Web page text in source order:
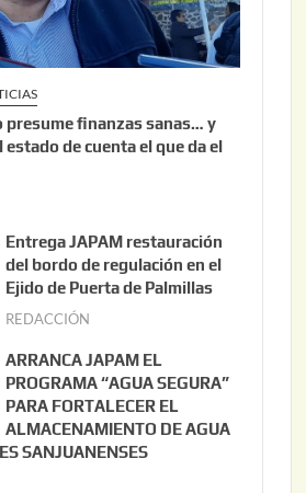
presume finanzas sanas… y
estado de cuenta el que da el
Entrega JAPAM restauración
del bordo de regulación en el
Ejido de Puerta de Palmillas
REDACCIÓN
i
o
2
ARRANCA JAPAM EL
PROGRAMA “AGUA SEGURA”
PARA FORTALECER EL
ALMACENAMIENTO DE AGUA
SANJUANENSES